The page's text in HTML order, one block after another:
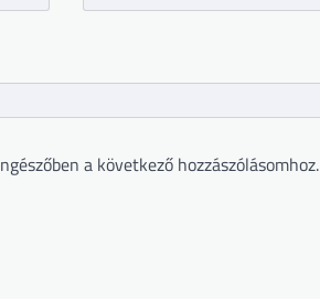
a következő hozzászólásomhoz.